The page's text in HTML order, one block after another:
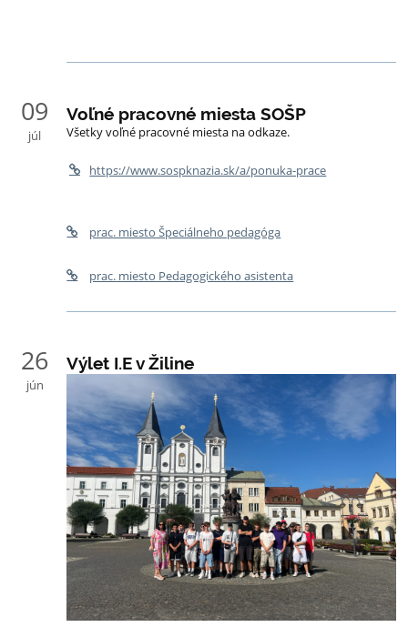
09
júl
Voľné pracovné miesta SOŠP
Všetky voľné pracovné miesta na odkaze.
https://www.sospknazia.sk/a/ponuka-prace
prac. miesto Špeciálneho pedagóga
prac. miesto Pedagogického asistenta
26
jún
Výlet I.E v Žiline